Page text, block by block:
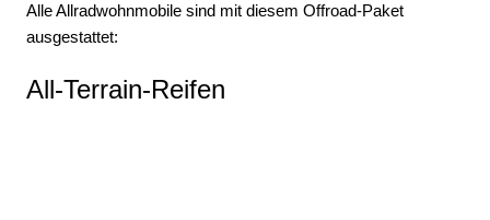
Alle Allradwohnmobile sind mit diesem Offroad-Paket
ausgestattet:
All-Terrain-Reifen